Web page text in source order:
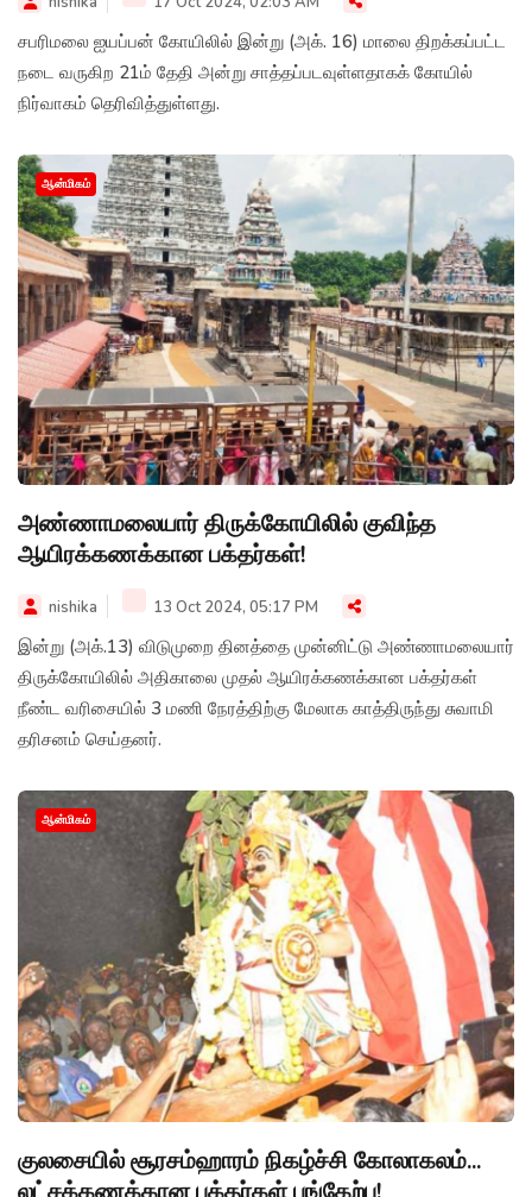
சபரிமலை ஐயப்பன் கோயிலில் இன்று (அக். 16) மாலை திறக்கப்பட்ட
நடை வருகிற 21ம் தேதி அன்று சாத்தப்படவுள்ளதாகக் கோயில்
நிர்வாகம் தெரிவித்துள்ளது.
ஆன்மிகம்
அண்ணாமலையார் திருக்கோயிலில் குவிந்த
ஆயிரக்கணக்கான பக்தர்கள்!
nishika 13 Oct 2024, 05:17 PM
இன்று (அக்.13) விடுமுறை தினத்தை முன்னிட்டு அண்ணாமலையார்
திருக்கோயிலில் அதிகாலை முதல் ஆயிரக்கணக்கான பக்தர்கள்
நீண்ட வரிசையில் 3 மணி நேரத்திற்கு மேலாக காத்திருந்து சுவாமி
தரிசனம் செய்தனர்.
ஆன்மிகம்
குலசையில் சூரசம்ஹாரம் நிகழ்ச்சி கோலாகலம்...